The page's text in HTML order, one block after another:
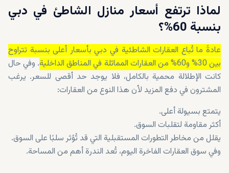
لماذا ترتفع أسعار منازل الشاطئ في دبي
بنسبة 60%؟
عادةً ما تُباع العقارات الشاطئية في دبي بأسعار أعلى بنسبة تتراوح
بين 30% و60% من العقارات المماثلة في المناطق الداخلية
. وفي حال
كانت الإطلالة محمية بالكامل، فلا يوجد حد أقصى للسعر. يرغب
المشترون في دفع المزيد لأن هذا النوع من العقارات:
يتمتع بسيولة أعلى.
أكثر مقاومة لتقلبات السوق.
يقلل من مخاطر التطورات المستقبلية التي قد تُؤثر سلبًا على السوق.
وفي سوق العقارات الفاخرة اليوم، تُعد الندرة أهم من المساحة.